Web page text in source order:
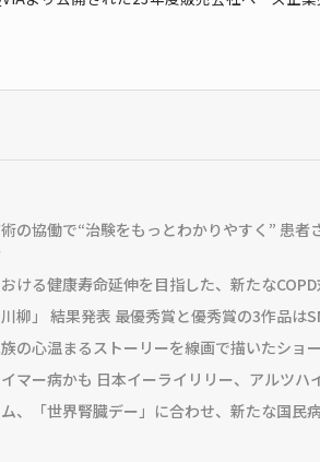
の協働で“治験をもっとわかりやすく” 患者
ける健康寿命延伸を目指した、新たな
柳」 結果発表 最優秀賞と優秀賞の3作品は
の心温まるストーリーを線画で描いたショ
マー病かも 日本イーライリリー、アルツ
、「世界腎臓デー」に合わせ、新たな国民